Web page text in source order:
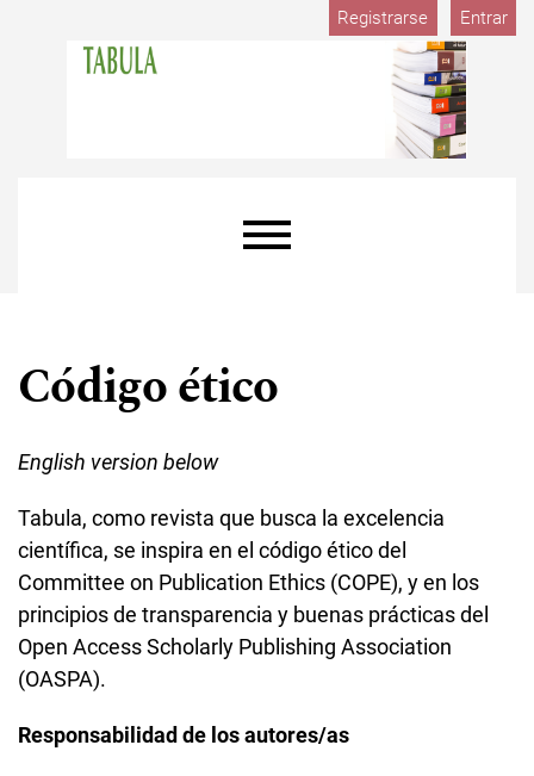
Registrarse Entrar
Menú principal
Código ético
English version below
Tabula, como revista que busca la excelencia
científica, se inspira en el código ético del
Committee on Publication Ethics (COPE), y en los
principios de transparencia y buenas prácticas del
Open Access Scholarly Publishing Association
(OASPA).
Responsabilidad de los autores/as